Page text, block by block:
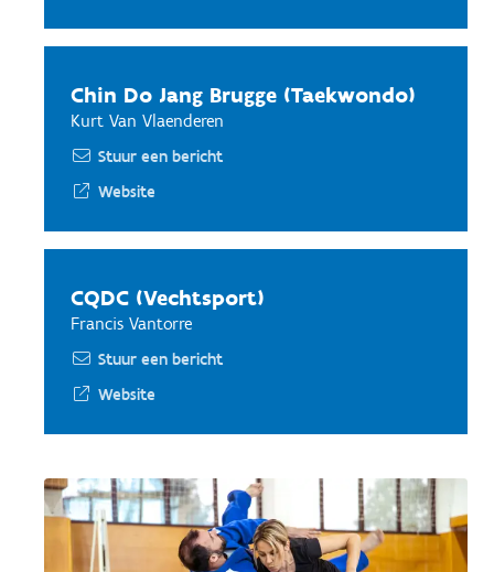
Chin Do Jang Brugge (Taekwondo)
Kurt Van Vlaenderen
Stuur een bericht
Website
CQDC (Vechtsport)
Francis Vantorre
Stuur een bericht
Website